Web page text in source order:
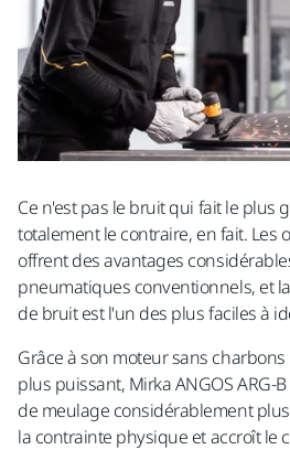
Ce n'est pas le bruit qui fait le plus
totalement le contraire, en fait. Les
offrent des avantages
pneumatiques conventionnels, et
de bruit est l'un des plus faciles à
Grâce à son moteur sans
plus puissant, Mirka ANGOS ARG-
de meulage considérablement
la contrainte physique et accroît le